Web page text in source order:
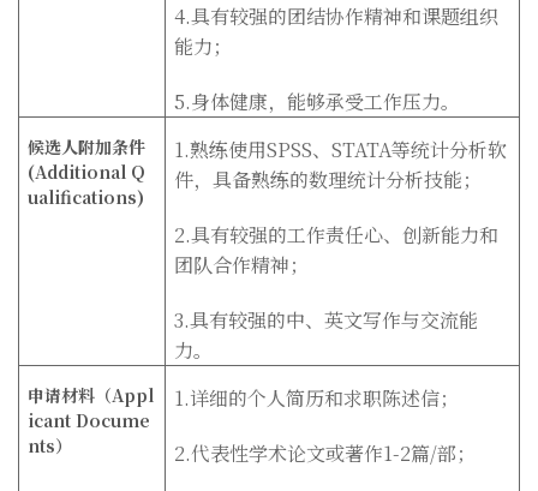
4.具有较强的团结协作精神和课题组织
能力；
5.身体健康，能够承受工作压力。
候选人附加条件
(Additional Q
ualifications)
1.熟练使用SPSS、STATA等统计分析软
件，具备熟练的数理统计分析技能；
2.具有较强的工作责任心、创新能力和
团队合作精神；
3.具有较强的中、英文写作与交流能
力。
申请材料（Appl
icant Docume
nts）
1.详细的个人简历和求职陈述信；
2.代表性学术论文或著作1-2篇/部；